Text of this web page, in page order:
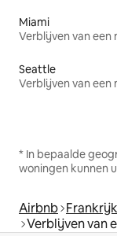
Miami
Verblijven van een
Seattle
Verblijven van een
* In bepaalde
woningen kunnen
Airbnb Frankrijk
Verblijven van